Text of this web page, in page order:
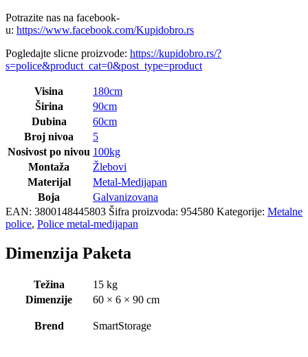
Potrazite nas na facebook-
u: https://www.facebook.com/Kupidobro.rs
Pogledajte slicne proizvode: https://kupidobro.rs/?
s=police&product_cat=0&post_type=product
Visina
180cm
Širina
90cm
Dubina
60cm
Broj nivoa
5
Nosivost po nivou 100kg
Montaža
Žlebovi
Materijal
Metal-Medijapan
Boja
Galvanizovana
EAN: 3800148445803 Šifra proizvoda: 954580 Kategorije: Metalne
police, Police metal-medijapan
Dimenzija Paketa
Težina
15 kg
Dimenzije
60 × 6 × 90 cm
Brend SmartStorage